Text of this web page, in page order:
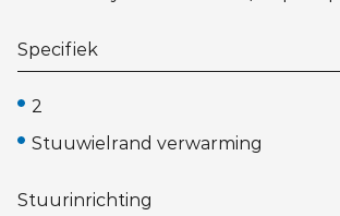
Specifiek
2
Stuuwielrand verwarming
Stuurinrichting